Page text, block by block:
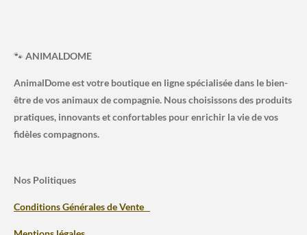
🐾 ANIMALDOME
AnimalDome est votre boutique en ligne spécialisée dans le bien-
être de vos animaux de compagnie. Nous choisissons des produits
pratiques, innovants et confortables pour enrichir la vie de vos
fidèles compagnons.
Nos Politiques
Conditions Générales de Vente